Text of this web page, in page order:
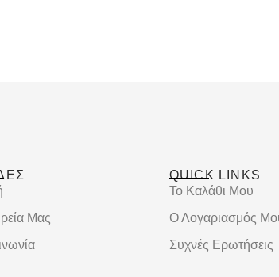
Μας
QUICK LINKS
Το Καλάθι Μου
Ο Λογαριασμός
Συχνές Ερωτήσεις